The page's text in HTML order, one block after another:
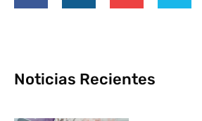
Noticias Recientes